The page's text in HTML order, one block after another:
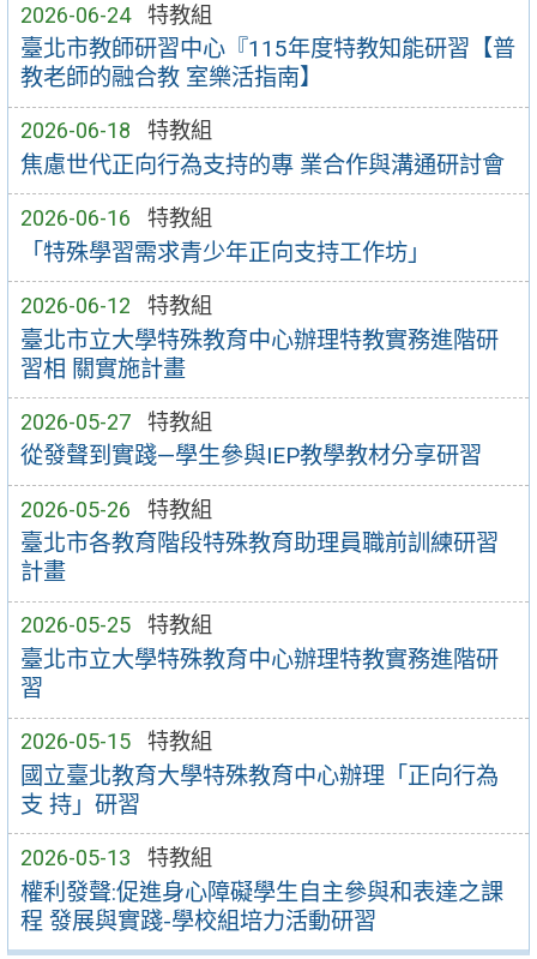
2026-06-24 特教組
臺北市教師研習中心『115年度特教知能研習【普
教老師的融合教 室樂活指南】
2026-06-18 特教組
焦慮世代正向行為支持的專 業合作與溝通研討會
2026-06-16 特教組
「特殊學習需求青少年正向支持工作坊」
2026-06-12 特教組
臺北市立大學特殊教育中心辦理特教實務進階研
習相 關實施計畫
2026-05-27 特教組
從發聲到實踐—學生參與IEP教學教材分享研習
2026-05-26 特教組
臺北市各教育階段特殊教育助理員職前訓練研習
計畫
2026-05-25 特教組
臺北市立大學特殊教育中心辦理特教實務進階研
習
2026-05-15 特教組
國立臺北教育大學特殊教育中心辦理「正向行為
支 持」研習
2026-05-13 特教組
權利發聲:促進身心障礙學生自主參與和表達之課
程 發展與實踐-學校組培力活動研習